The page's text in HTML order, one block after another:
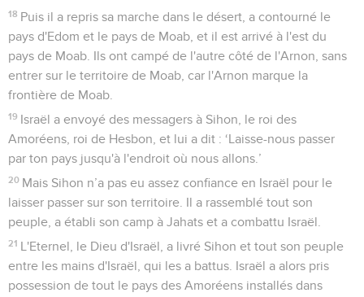
18 Puis il a repris sa marche dans le désert, a contourné le
pays d'Edom et le pays de Moab, et il est arrivé à l'est du
pays de Moab. Ils ont campé de l'autre côté de l'Arnon, sans
entrer sur le territoire de Moab, car l'Arnon marque la
frontière de Moab.
19 Israël a envoyé des messagers à Sihon, le roi des
Amoréens, roi de Hesbon, et lui a dit : ‘Laisse-nous passer
par ton pays jusqu'à l'endroit où nous allons.’
20 Mais Sihon n’a pas eu assez confiance en Israël pour le
laisser passer sur son territoire. Il a rassemblé tout son
peuple, a établi son camp à Jahats et a combattu Israël.
21 L'Eternel, le Dieu d'Israël, a livré Sihon et tout son peuple
entre les mains d'Israël, qui les a battus. Israël a alors pris
possession de tout le pays des Amoréens installés dans